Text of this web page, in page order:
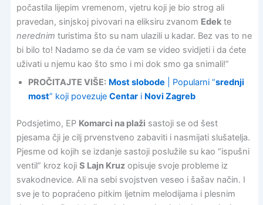
počastila lijepim vremenom, vjetru koji je bio strog ali
pravedan, sinjskoj pivovari na eliksiru zvanom Edekte
nerednim turistima što su nam ulazili u kadar. Bez vas to ne
bi bilo to! Nadamo se da će vam se video svidjeti i da ćete
uživati u njemu kao što smo i mi dok smo ga snimali!”
PROČITAJTE VIŠE: Most slobode | Popularni “srednji
most” koji povezuje Centari Novi Zagreb
Podsjetimo, EP Komarci na plaži sastoji se od šest
pjesama čji je cilj prvenstveno zabaviti i nasmijati slušatelja.
Pjesme od kojih se izdanje sastoji poslužile su kao “ispušni
ventil” kroz koji S Lajn Kruzopisuje svoje probleme iz
svakodnevice. Ali na sebi svojstven veseo i šašav način. I
sve je to popraćeno pitkim ljetnim melodijama i plesnim